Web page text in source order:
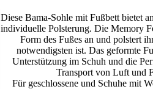
Diese Bama-Sohle mit Fußbett bietet
individuelle Polsterung. Die Memory
Form des Fußes an und polstert
notwendigsten ist. Das geformte
Unterstützung im Schuh und die
Transport von Luft und
Für geschlossene und Schuhe mit